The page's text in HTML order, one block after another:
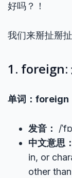
好吗？！
我们来掰扯掰
1. foreign:
单词：foreign
发音：
/
中文意思：
in, or
other